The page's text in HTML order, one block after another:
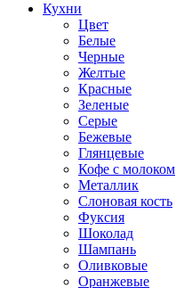
Кухни
Цвет
Белые
Черные
Желтые
Красные
Зеленые
Серые
Бежевые
Глянцевые
Кофе с молоком
Металлик
Слоновая кость
Фуксия
Шоколад
Шампань
Оливковые
Оранжевые